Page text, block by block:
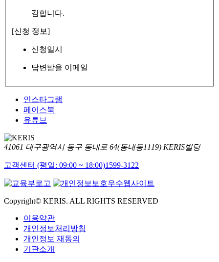
감합니다.
[신청 정보]
신청일시
답변받을 이메일
인스타그램
페이스북
유튜브
41061 대구광역시 동구 동내로 64(동내동1119) KERIS빌딩
고객센터 (평일: 09:00 ~ 18:00)1599-3122
Copyright© KERIS. ALL RIGHTS RESERVED
이용약관
개인정보처리방침
개인정보 재동의
기관소개